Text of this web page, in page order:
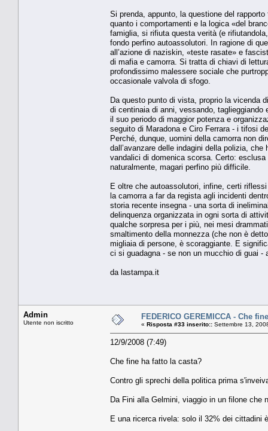
Si prenda, appunto, la questione del
quanto i comportamenti e la logica «del
famiglia, si rifiuta questa verità (e
fondo perfino autoassolutori. In ragione di
all’azione di naziskin, «teste rasate» e
di mafia e camorra. Si tratta di chiavi di
profondissimo malessere sociale che
occasionale valvola di sfogo.
Da questo punto di vista, proprio la vicenda
di centinaia di anni, vessando,
il suo periodo di maggior potenza e
seguito di Maradona e Ciro Ferrara - i tifosi
Perché, dunque, uomini della camorra non
dall’avanzare delle indagini della polizia,
vandalici di domenica scorsa. Certo:
naturalmente, magari perfino più difficile.
E oltre che autoassolutori, infine, certi
la camorra a far da regista agli incidenti
storia recente insegna - una sorta di
delinquenza organizzata in ogni sorta di
qualche sorpresa per i più, nei mesi
smaltimento della monnezza (che non è
migliaia di persone, è scoraggiante. E
ci si guadagna - se non un mucchio di guai -
da lastampa.it
Admin
Utente non iscritto
FEDERICO GEREMICCA - Che
« Risposta #33 inserito:: Settembre 13,
12/9/2008 (7:49)
Che fine ha fatto la casta?
Contro gli sprechi della politica prima
Da Fini alla Gelmini, viaggio in un filone che
E una ricerca rivela: solo il 32% dei cittadini